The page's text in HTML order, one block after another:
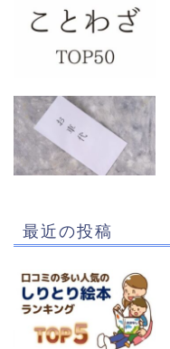
最近の投稿